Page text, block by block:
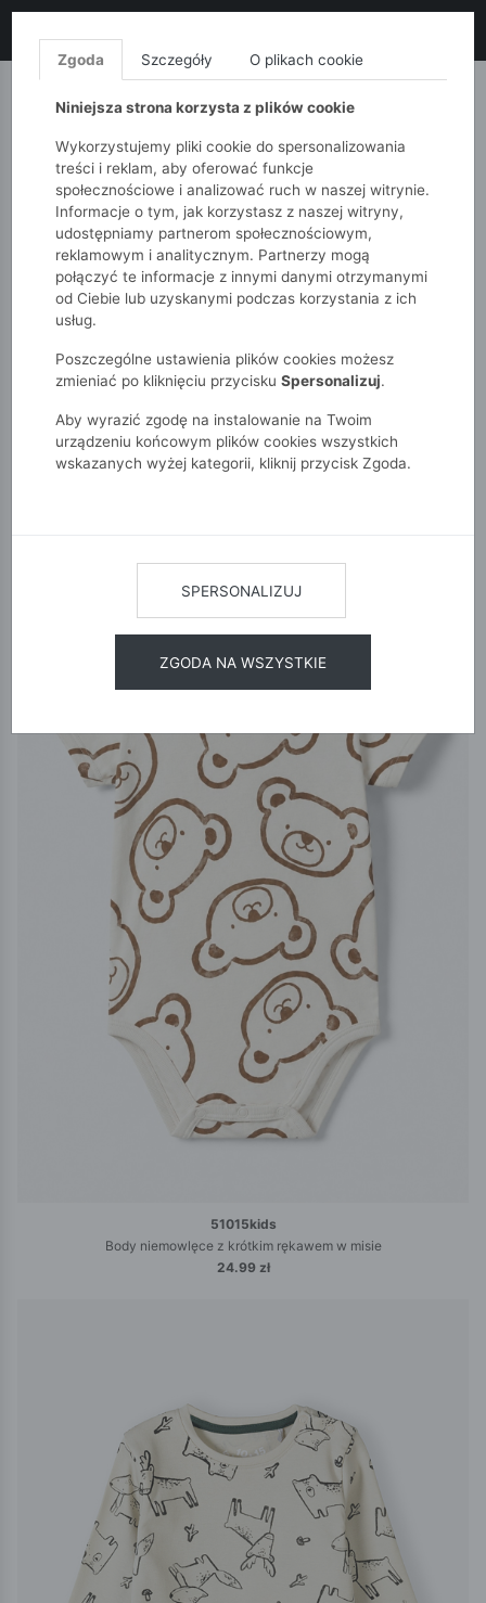
MONNARI QUIOSQUE
51015kids Niemowlak Chłopcy
CHŁOPCY
POKAŻ FILTRY
51015kids
Body niemowlęce z krótkim rękawem w misie
24.99 zł
Zgoda Szczegóły O plikach cookie
Niniejsza strona korzysta z plików cookie
Wykorzystujemy pliki cookie do spersonalizowania
treści i reklam, aby oferować funkcje
społecznościowe i analizować ruch w naszej witrynie.
Informacje o tym, jak korzystasz z naszej witryny,
udostępniamy partnerom społecznościowym,
reklamowym i analitycznym. Partnerzy mogą
połączyć te informacje z innymi danymi otrzymanymi
od Ciebie lub uzyskanymi podczas korzystania z ich
usług.
Poszczególne ustawienia plików cookies możesz
zmieniać po kliknięciu przycisku Spersonalizuj.
Aby wyrazić zgodę na instalowanie na Twoim
urządzeniu końcowym plików cookies wszystkich
wskazanych wyżej kategorii, kliknij przycisk Zgoda.
SPERSONALIZUJ
ZGODA NA WSZYSTKIE